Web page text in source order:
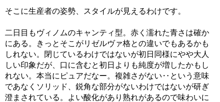
そこに生産者の姿勢、スタイルが見えるわけです。
二日目もヴィノムのキャンティ型。赤く濡れた青さは確か
にある。きっとそこがリゼルヴァ格との違いでもあるかも
しれない。閉じているわけではないが初日同様にやや大人
しい印象だが、口に含むと初日よりも純度が増したかもし
れない。本当にピュアだなー。複雑さがない‥という意味
であなくソリッド、鋭角な部分がないわけではないが研ぎ
澄まされている。よい酸化があり熟れがあるので味わいに